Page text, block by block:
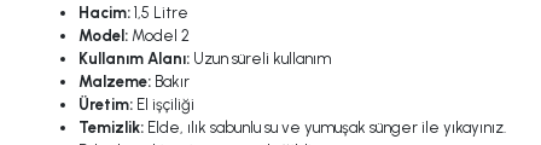
Hacim: 1,5 Litre
Model: Model 2
Kullanım Alanı: Uzun süreli kullanım
Malzeme: Bakır
Üretim: El işçiliği
Temizlik: Elde, ılık sabunlu su ve yumuşak sünger ile yıkayınız.